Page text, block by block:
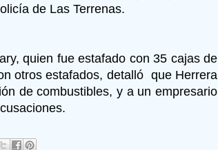
de Las Terrenas.
quien fue estafado con 35 cajas de
otros estafados, detalló que Herrera
de combustibles, y a un empresario